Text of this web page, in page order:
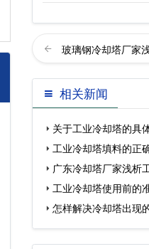
玻璃钢冷却塔厂家
么…
相关新闻
关于工业冷却塔的具
工业冷却塔填料的正
广东冷却塔厂家浅析
工业冷却塔使用前的
怎样解决冷却塔出现